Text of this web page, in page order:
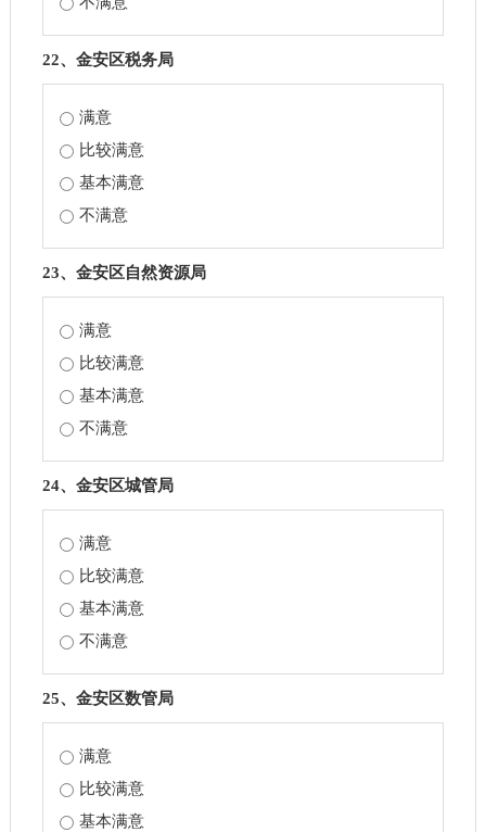
22、金安区税务局
满意
比较满意
基本满意
不满意
23、金安区自然资源局
满意
比较满意
基本满意
不满意
24、金安区城管局
满意
比较满意
基本满意
不满意
25、金安区数管局
满意
比较满意
基本满意